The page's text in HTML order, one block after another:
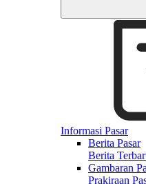
Informasi Pasar
Berita Pasar
Berita
Gambaran
Prakiraan